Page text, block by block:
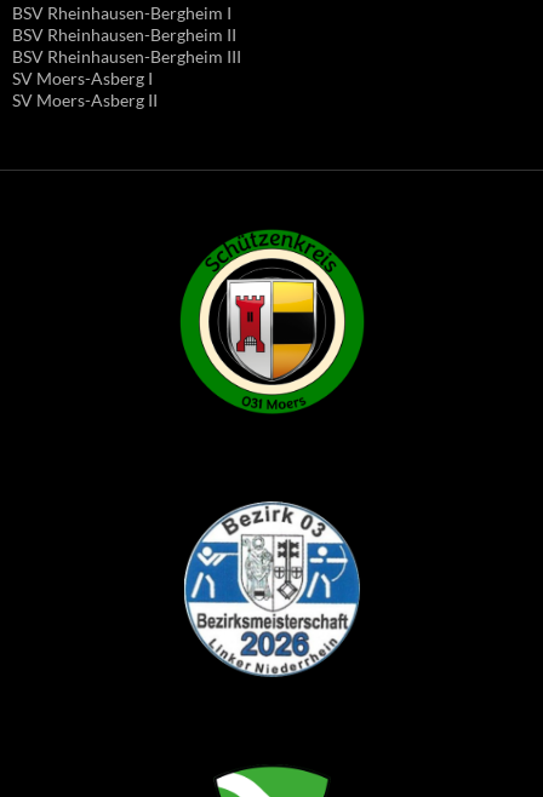
BSV Rheinhausen-Bergheim I
BSV Rheinhausen-Bergheim II
BSV Rheinhausen-Bergheim III
SV Moers-Asberg I
SV Moers-Asberg II